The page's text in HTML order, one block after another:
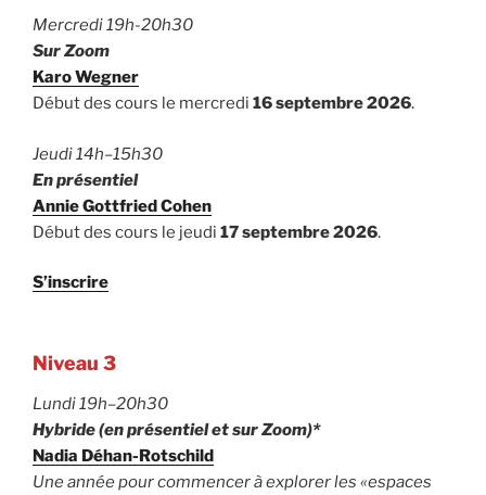
Mercredi 19h-20h30
Sur Zoom
Karo Wegner
Début des cours le mercredi 16 septembre 2026.
Jeudi 14h–15h30
En présentiel
Annie Gottfried Cohen
Début des cours le jeudi 17 septembre 2026.
S’inscrire
Niveau 3
Lundi 19h–20h30
Hybride (en présentiel et sur Zoom)*
Nadia Déhan-Rotschild
Une année pour commencer à explorer les «espaces